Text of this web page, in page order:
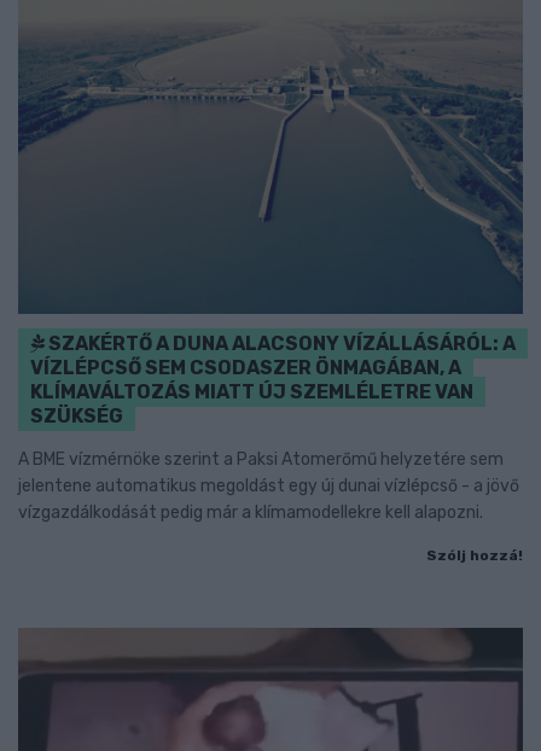
SZAKÉRTŐ A DUNA ALACSONY VÍZÁLLÁSÁRÓL: A
VÍZLÉPCSŐ SEM CSODASZER ÖNMAGÁBAN, A
KLÍMAVÁLTOZÁS MIATT ÚJ SZEMLÉLETRE VAN
SZÜKSÉG
A BME vízmérnöke szerint a Paksi Atomerőmű helyzetére sem
jelentene automatikus megoldást egy új dunai vízlépcső - a jövő
vízgazdálkodását pedig már a klímamodellekre kell alapozni.
Szólj hozzá!